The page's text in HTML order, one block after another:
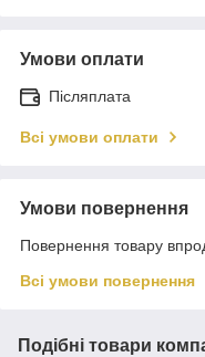
Умови оплати
Післяплата
Всі умови оплати
Умови повернення
Повернення товару
Всі умови повернення
Подібні товари